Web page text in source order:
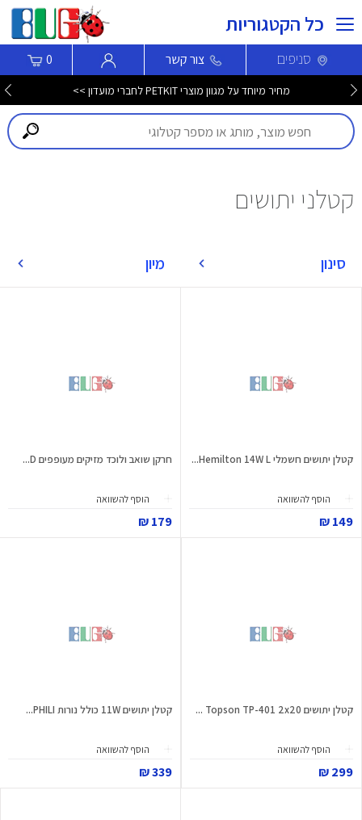
כל הקטגוריות
סניפים צור קשר 0
מחיר מיוחד על מגוון מוצרי PETKIT לחברי מועדון >>
קטלני יתושים
סינון מיון
קטלן יתושים חשמלי Hemilton 14W L...
הוסף להשוואה
149 ₪
חרקן שואב ולוכד מזיקים מעופפים D...
הוסף להשוואה
179 ₪
קטלן יתושים 2x20 ‏Topson TP-401 ...
הוסף להשוואה
299 ₪
קטלן יתושים 11W כולל נורות PHILI...
הוסף להשוואה
339 ₪